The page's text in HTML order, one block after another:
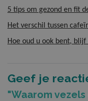
5 tips om gezond en fit
Het verschil tussen
Hoe oud u ook bent, blijf
Geef je
"Waarom vezels